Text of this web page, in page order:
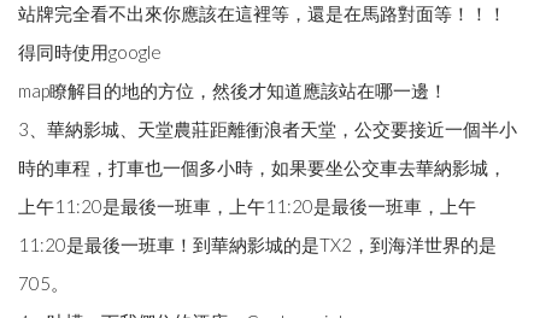
站牌完全看不出來你應該在這裡等，還是在馬路對面等！！！
得同時使用google
map瞭解目的地的方位，然後才知道應該站在哪一邊！
3、華納影城、天堂農莊距離衝浪者天堂，公交要接近一個半小
時的車程，打車也一個多小時，如果要坐公交車去華納影城，
上午11:20是最後一班車，上午11:20是最後一班車，上午
11:20是最後一班車！到華納影城的是TX2，到海洋世界的是
705。